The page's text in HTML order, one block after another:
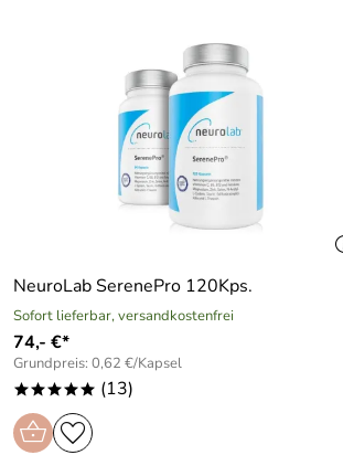
NeuroLab SerenePro 120Kps.
Sofort lieferbar, versandkostenfrei
74,- €*
Grundpreis: 0,62 €/Kapsel
***** (13)